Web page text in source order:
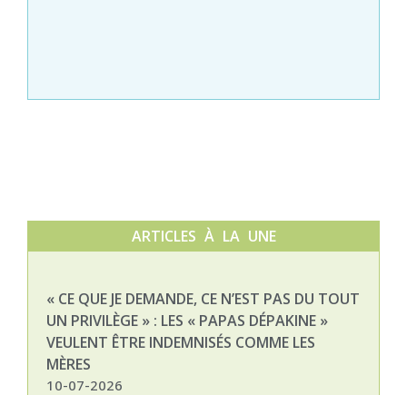
ARTICLES À LA UNE
« CE QUE JE DEMANDE, CE N’EST PAS DU TOUT
UN PRIVILÈGE » : LES « PAPAS DÉPAKINE »
VEULENT ÊTRE INDEMNISÉS COMME LES
MÈRES
10-07-2026